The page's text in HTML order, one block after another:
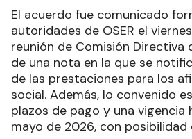
El acuerdo fue comunicado
autoridades de OSER el
reunión de Comisión Directiva
de una nota en la que se
de las prestaciones para los
social. Además, lo convenido
plazos de pago y una vigencia
mayo de 2026, con posibilidad